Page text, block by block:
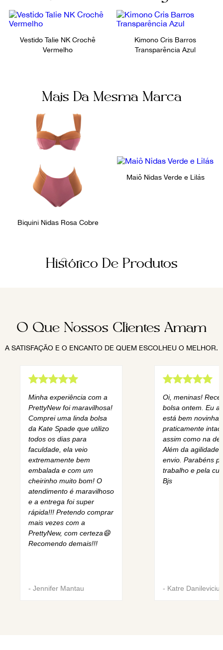
Cor Fecho
Sem fecho
Ocasião Tamanho
Vestido Talie NK Crochê
Vermelho
Kimono Cris Barros
Transparência Azul
Mais Da Mesma Marca
Biquini Nidas Rosa Cobre
Maiô Nidas Verde e Lilás
Histórico De Produtos
O Que Nossos Clientes Amam
A SATISFAÇÃO E O ENCANTO DE QUEM ESCOLHEU O MELHOR.
Minha experiência com a
PrettyNew foi maravilhosa!
Comprei uma linda bolsa
da Kate Spade que utilizo
todos os dias para
faculdade, ela veio
extremamente bem
embalada e com um
cheirinho muito bom! O
atendimento é maravilhoso
e a entrega foi super
rápida!!! Pretendo comprar
mais vezes com a
PrettyNew, com certeza😄
Recomendo demais!!!
- Jennifer Mantau
Oi, meninas!
bolsa ontem. Eu
está bem novinha,
praticamente
assim como na
Além da agilidade
envio. Parabéns
trabalho e pela
Bjs
- Katre Danilevicius